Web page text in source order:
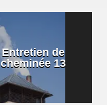
Entretien de
cheminée 13